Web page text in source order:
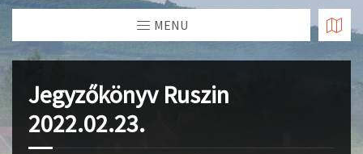
MENU
Jegyzőkönyv Ruszin
2022.02.23.